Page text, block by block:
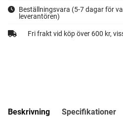
Beställningsvara (5-7 dagar för
leverantören)
Fri frakt vid köp över 600 kr,
Beskrivning Specifikationer